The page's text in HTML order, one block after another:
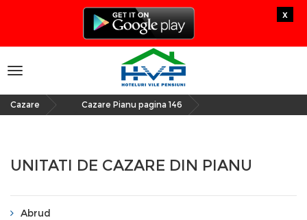
x
Toggle
navigation
Cazare Cazare Pianu pagina 146
UNITATI DE CAZARE DIN PIANU
Abrud